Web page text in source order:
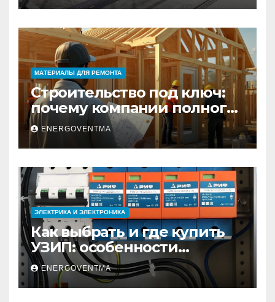
МАТЕРИАЛЫ ДЛЯ РЕМОНТА
Строительство под ключ:
почему компании полного
цикла меняют рынок
недвижимости
ENERGOVENTMA
ЭЛЕКТРИКА И ЭЛЕКТРОНИКА
Как выбрать и где купить
УЗИП: особенности
устройств защиты от
импульсных
перенапряжений
ENERGOVENTMA